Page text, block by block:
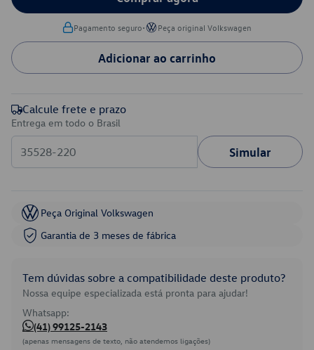
Pagamento seguro• Peça original Volkswagen
Adicionar ao carrinho
Calcule frete e prazo
Entrega em todo o Brasil
Simular
Peça Original Volkswagen
Garantia de 3 meses de fábrica
Tem dúvidas sobre a compatibilidade deste produto?
Nossa equipe especializada está pronta para ajudar!
Whatsapp:
(41) 99125-2143
(apenas mensagens de texto, não atendemos ligações)